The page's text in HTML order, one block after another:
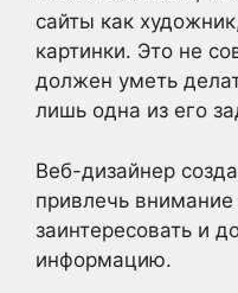
сайты как
картинки. Это не
должен уметь
лишь одна из его
Веб-дизайнер
привлечь внимание
заинтересовать и
информацию.